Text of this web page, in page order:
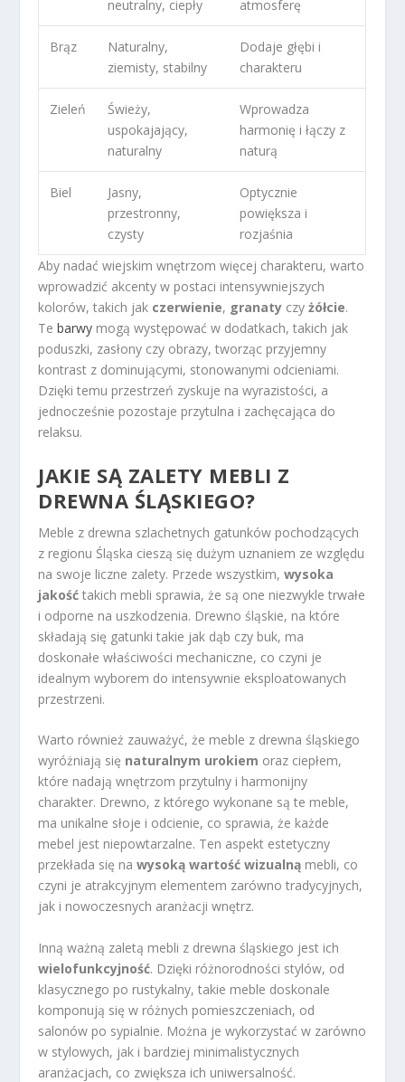
neutralny, ciepły
atmosferę
Brąz
Naturalny,
ziemisty, stabilny
Dodaje głębi i
charakteru
Zieleń
Świeży,
uspokajający,
naturalny
Wprowadza
harmonię i łączy z
naturą
Biel
Jasny,
przestronny,
czysty
Optycznie
powiększa i
rozjaśnia
Aby nadać wiejskim wnętrzom więcej charakteru, warto
wprowadzić akcenty w postaci intensywniejszych
kolorów, takich jak czerwienie, granaty czyżółcie.
Tebarwy mogą występować w dodatkach, takich jak
poduszki, zasłony czy obrazy, tworząc przyjemny
kontrast z dominującymi, stonowanymi odcieniami.
Dzięki temu przestrzeń zyskuje na wyrazistości, a
jednocześnie pozostaje przytulna i zachęcająca do
relaksu.
JAKIE SĄ ZALETY MEBLI Z
DREWNA ŚLĄSKIEGO?
Meble z drewna szlachetnych gatunków pochodzących
z regionu Śląska cieszą się dużym uznaniem ze względu
na swoje liczne zalety. Przede wszystkim,wysoka
jakość takich mebli sprawia, że są one niezwykle trwałe
i odporne na uszkodzenia. Drewno śląskie, na które
składają się gatunki takie jak dąb czy buk, ma
doskonałe właściwości mechaniczne, co czyni je
idealnym wyborem do intensywnie eksploatowanych
przestrzeni.
Warto również zauważyć, że meble z drewna śląskiego
wyróżniają się naturalnym urokiem oraz ciepłem,
które nadają wnętrzom przytulny i harmonijny
charakter. Drewno, z którego wykonane są te meble,
ma unikalne słoje i odcienie, co sprawia, że każde
mebel jest niepowtarzalne. Ten aspekt estetyczny
przekłada się nawysoką wartość wizualną mebli, co
czyni je atrakcyjnym elementem zarówno tradycyjnych,
jak i nowoczesnych aranżacji wnętrz.
Inną ważną zaletą mebli z drewna śląskiego jest ich
wielofunkcyjność. Dzięki różnorodności stylów, od
klasycznego po rustykalny, takie meble doskonale
komponują się w różnych pomieszczeniach, od
salonów po sypialnie. Można je wykorzystać w zarówno
w stylowych, jak i bardziej minimalistycznych
aranżacjach, co zwiększa ich uniwersalność.